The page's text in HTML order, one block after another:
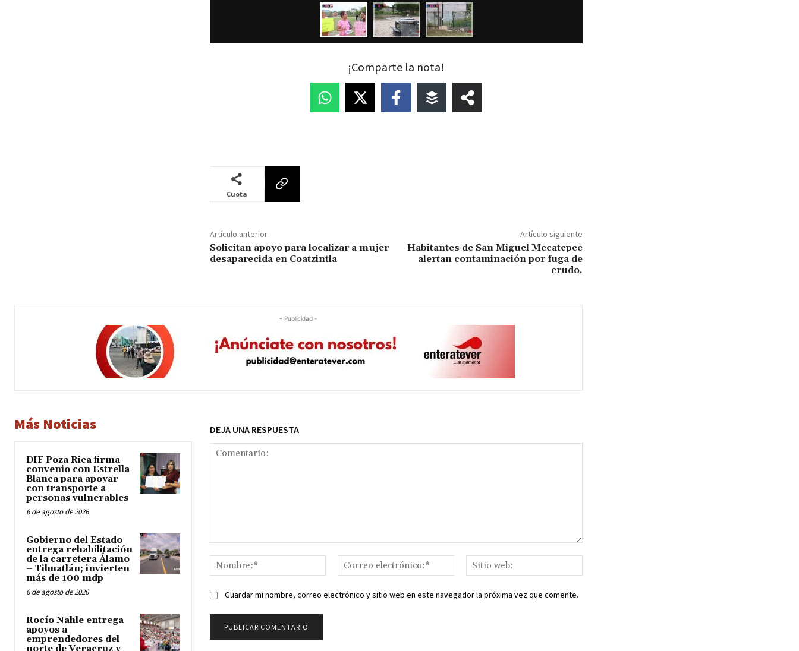
¡Comparte la nota!
Cuota
Artículo anterior
Solicitan apoyo para localizar a mujer
desaparecida en Coatzintla
Artículo siguiente
Habitantes de San Miguel Mecatepec
alertan contaminación por fuga de
crudo.
- Publicidad -
Más Noticias
DIF Poza Rica firma
convenio con Estrella
Blanca para apoyar
con transporte a
personas vulnerables
6 de agosto de 2026
Gobierno del Estado
entrega rehabilitación
de la carretera Álamo
– Tihuatlán; invierten
más de 100 mdp
6 de agosto de 2026
Rocío Nahle entrega
apoyos a
emprendedores del
DEJA UNA RESPUESTA
Nombre:*
Correo
electrónico:*
web:
Guardar mi nombre, correo electrónico y sitio web en este navegador la próxima vez que comente.